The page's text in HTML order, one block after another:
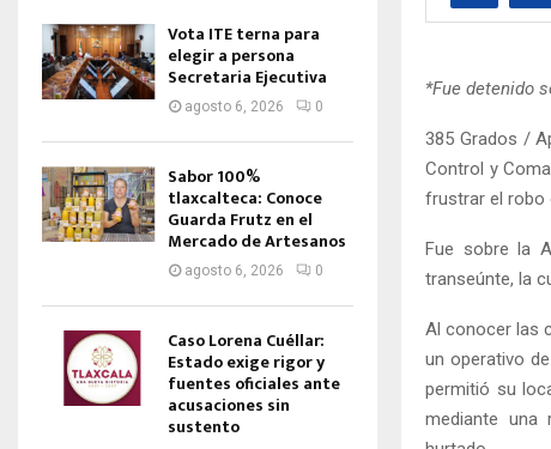
*Fue detenido
385 Grados /
Control y
frustrar el robo
Fue sobre la
transeúnte, la
Al conocer las
un operativo
permitió su
mediante una
Vota ITE terna para
elegir a persona
Secretaria Ejecutiva
agosto 6, 2026 0
Sabor 100%
tlaxcalteca: Conoce
Guarda Frutz en el
Mercado de Artesanos
agosto 6, 2026 0
Caso Lorena Cuéllar:
Estado exige rigor y
fuentes oficiales ante
acusaciones sin
sustento